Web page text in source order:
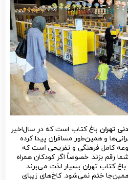
تهران باغ کتاب است که در سال‌اخیر
و همین‌طور مسافران پیدا کرده
کامل فرهنگی و تفریحی است که
رقم بزند. خصوصاً اگر کودکان همراه
کتاب تهران بسیار لذت می‌برند.
ختم نمی‌شود. کاخ‌های زیبای